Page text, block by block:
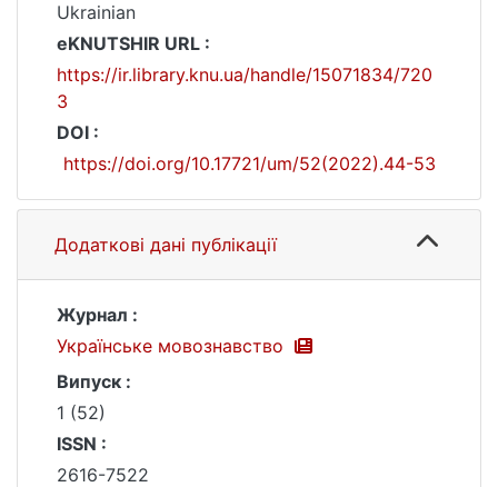
Ukrainian
eKNUTSHIR URL :
https://ir.library.knu.ua/handle/15071834/720
3
DOI :
https://doi.org/10.17721/um/52(2022).44-53
Додаткові дані публікації
Журнал :
Українське мовознавство
Випуск :
1 (52)
ISSN :
2616-7522